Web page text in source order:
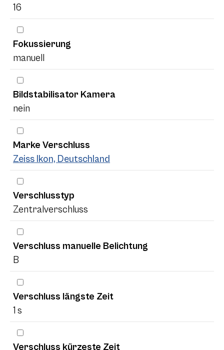
16
Fokussierung
manuell
Bildstabilisator Kamera
nein
Marke Verschluss
Zeiss Ikon, Deutschland
Verschlusstyp
Zentralverschluss
Verschluss manuelle Belichtung
B
Verschluss längste Zeit
1 s
Verschluss kürzeste Zeit